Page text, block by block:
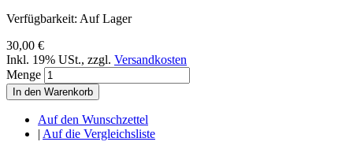
Verfügbarkeit: Auf Lager
30,00 €
Inkl. 19% USt., zzgl. Versandkosten
Menge
In den Warenkorb
Auf den Wunschzettel
| Auf die Vergleichsliste